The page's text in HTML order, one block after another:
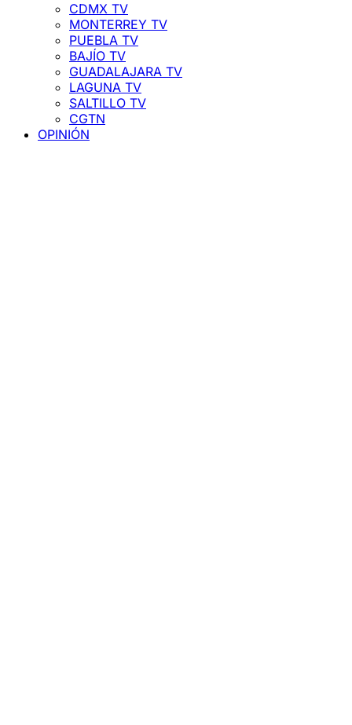
CDMX TV
MONTERREY TV
PUEBLA TV
BAJÍO TV
GUADALAJARA TV
LAGUNA TV
SALTILLO TV
CGTN
OPINIÓN